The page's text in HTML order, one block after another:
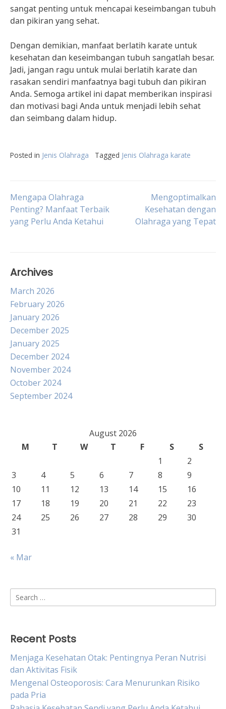
sangat penting untuk mencapai keseimbangan tubuh
dan pikiran yang sehat.
Dengan demikian, manfaat berlatih karate untuk
kesehatan dan keseimbangan tubuh sangatlah besar.
Jadi, jangan ragu untuk mulai berlatih karate dan
rasakan sendiri manfaatnya bagi tubuh dan pikiran
Anda. Semoga artikel ini dapat memberikan inspirasi
dan motivasi bagi Anda untuk menjadi lebih sehat
dan seimbang dalam hidup.
Posted in Jenis Olahraga Tagged Jenis Olahraga karate
Post
navigation
Mengapa Olahraga
Penting? Manfaat Terbaik
yang Perlu Anda Ketahui
Mengoptimalkan
Kesehatan dengan
Olahraga yang Tepat
Archives
March 2026
February 2026
January 2026
December 2025
January 2025
December 2024
November 2024
October 2024
September 2024
August 2026
M
T W T F S
S
1
2
3
4 5 6 7 8
9
10
11 12 13 14 15
16
17
18 19 20 21 22
23
24
25 26 27 28 29
30
31
« Mar
Search
for:
Recent Posts
Menjaga Kesehatan Otak: Pentingnya Peran Nutrisi
dan Aktivitas Fisik
Mengenal Osteoporosis: Cara Menurunkan Risiko
pada Pria